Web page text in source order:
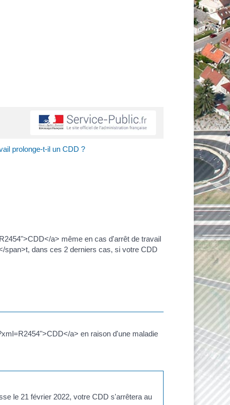
prolonge-t-il un CDD ?
a> même en cas d'arrêt de travail
span>t, dans ces 2 derniers cas, si votre CDD
a> en raison d'une maladie
le 21 février 2022, votre CDD s'arrêtera au